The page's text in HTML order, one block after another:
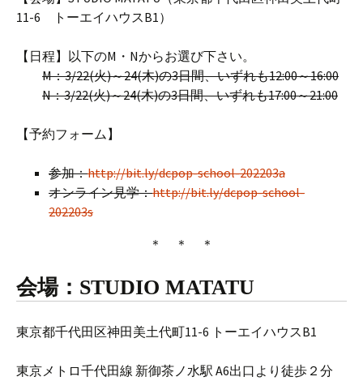
11-6 トーエイハウスB1）
【日程】以下のM・Nからお選び下さい。
M：3/22(火)～24(木)の3日間、いずれも12:00～16:00
N：3/22(火)～24(木)の3日間、いずれも17:00～21:00
【予約フォーム】
参加：http://bit.ly/dcpop-school-202203a
オンライン見学：http://bit.ly/dcpop-school-
202203s
＊ ＊ ＊
会場：STUDIO MATATU
東京都千代田区神田美土代町11-6 トーエイハウスB1
東京メトロ千代田線 新御茶ノ水駅 A6出口より徒歩２分